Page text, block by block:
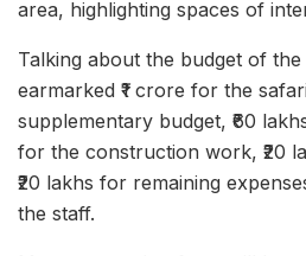
area, highlighting spaces of
Talking about the budget of
earmarked ₹1 crore for the
supplementary budget, ₹60
for the construction work, ₹20
₹20 lakhs for remaining
the staff.